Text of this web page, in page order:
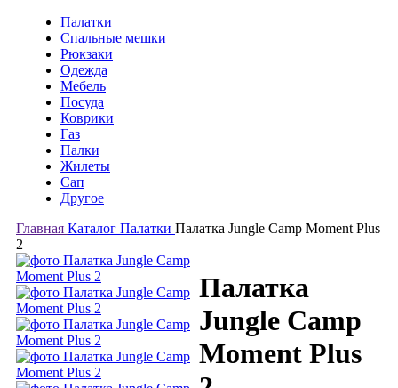
Палатки
Спальные мешки
Рюкзаки
Одежда
Мебель
Посуда
Коврики
Газ
Палки
Жилеты
Сап
Другое
Главная Каталог Палатки Палатка Jungle Camp Moment Plus
2
Палатка
Jungle Camp
Moment Plus